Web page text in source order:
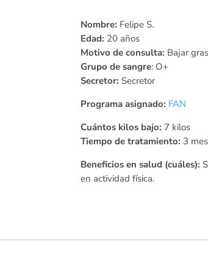
Nombre: Felipe S.
Edad: 20 años
Motivo de consulta: Bajar
Grupo de sangre: O+
Secretor: Secretor
Programa asignado: FAN
Cuántos kilos bajo: 7 kilos
Tiempo de tratamiento: 3
Beneficios en salud (cuáles):
en actividad física.